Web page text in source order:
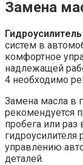
Замена
систем в
комфортное
надлежащей
4 необходимо
Замена масла в
рекомендуется
пробега или раз
гидроусилителя
управлению
деталей.